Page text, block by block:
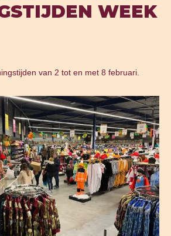
WEEK
van 2 tot en met 8 februari.